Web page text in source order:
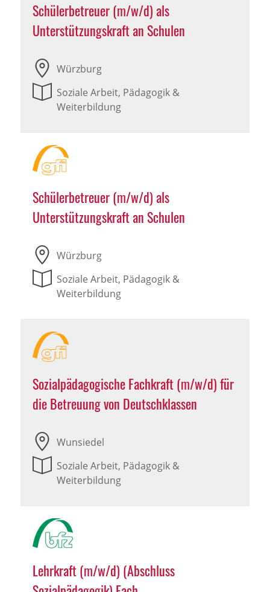
Schülerbetreuer (m/w/d) als
Unterstützungskraft an Schulen
Würzburg
Soziale Arbeit, Pädagogik &
Weiterbildung
Schülerbetreuer (m/w/d) als
Unterstützungskraft an Schulen
Würzburg
Soziale Arbeit, Pädagogik &
Weiterbildung
Sozialpädagogische Fachkraft (m/w/d) für
die Betreuung von Deutschklassen
Wunsiedel
Soziale Arbeit, Pädagogik &
Weiterbildung
Lehrkraft (m/w/d) (Abschluss